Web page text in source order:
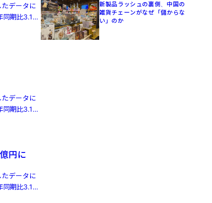
データに
同期比3.1%
データに
同期比3.1%
円に
データに
同期比3.1%
新製品ラッシュの裏側、中国の
雑貨チェーンがなぜ「儲からな
い」のか